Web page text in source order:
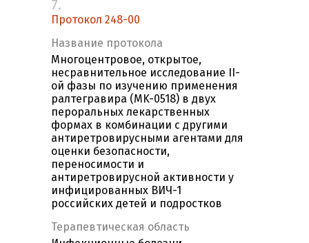
7.
Протокол 248-00
Название протокола
Многоцентровое, открытое,
несравнительное исследование II-
ой фазы по изучению применения
ралтегравира (MK-0518) в двух
пероральных лекарственных
формах в комбинации с другими
антиретровирусными агентами для
оценки безопасности,
переносимости и
антиретровирусной активности у
инфицированных ВИЧ-1
российских детей и подростков
Терапевтическая область